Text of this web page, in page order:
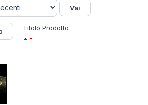
Titolo Prodotto